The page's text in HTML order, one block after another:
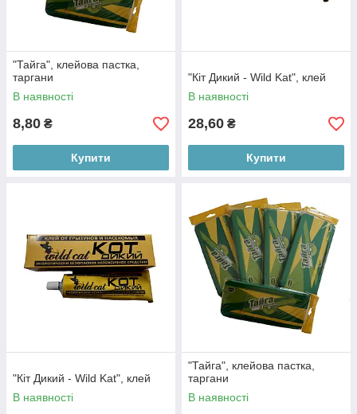
"Тайга", клейова пастка,
таргани
В наявності
8,80 ₴
Купити
"Кіт Дикий - Wild Kat", клей
В наявності
28,60 ₴
Купити
"Кіт Дикий - Wild Kat", клей
В наявності
"Тайга", клейова пастка,
таргани
В наявності